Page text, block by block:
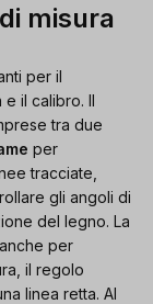
misura
per il
il calibro. Il
tra due
per
tracciate,
gli angoli di
del legno. La
per
il regolo
linea retta. Al